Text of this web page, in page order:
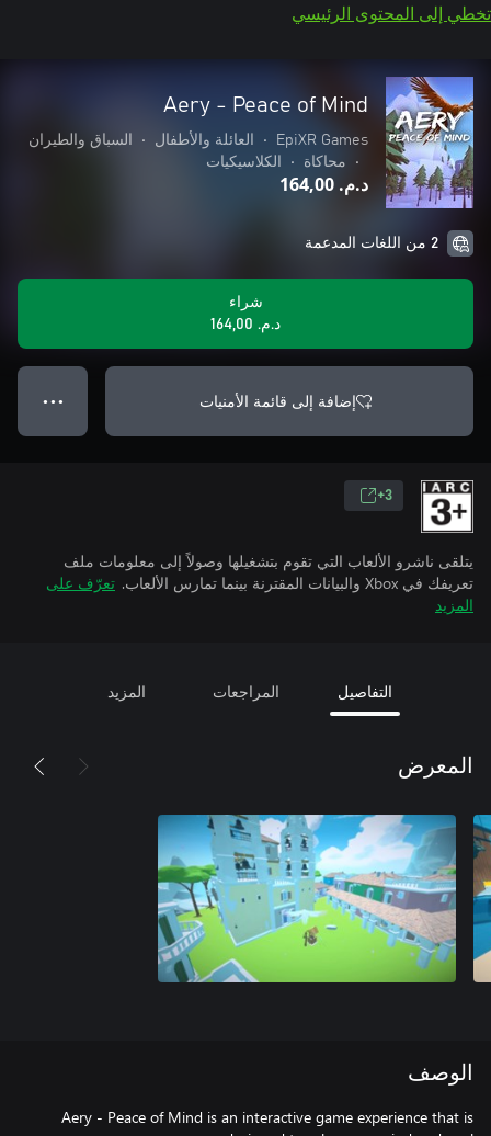
تخطي إلى المحتوى الرئيسي
Aery - Peace of Mind
EpiXR Games
• العائلة والأطفال •
السباق والطيران
•
محاكاة • الكلاسيكيات
د.م.‏ 164,00
2 من اللغات المدعمة
شراء
د.م.‏ 164,00
إضافة إلى قائمة الأمنيات ● ● ●
3+
يتلقى ناشرو الألعاب التي تقوم بتشغيلها وصولاً إلى معلومات ملف
تعريفك في Xbox والبيانات المقترنة بينما تمارس الألعاب.
تعرّف على
المزيد
التفاصيل المراجعات المزيد
المعرض
الوصف
Aery - Peace of Mind is an interactive game experience that is